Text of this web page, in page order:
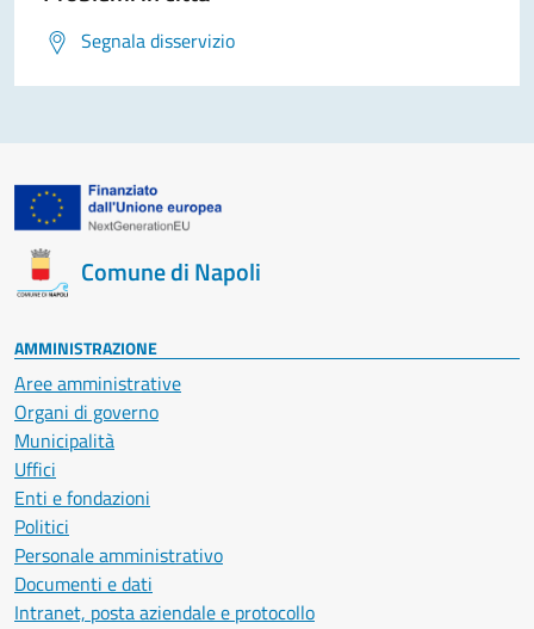
Segnala disservizio
Comune di Napoli
AMMINISTRAZIONE
Aree amministrative
Organi di governo
Municipalità
Uffici
Enti e fondazioni
Politici
Personale amministrativo
Documenti e dati
Intranet, posta aziendale e protocollo